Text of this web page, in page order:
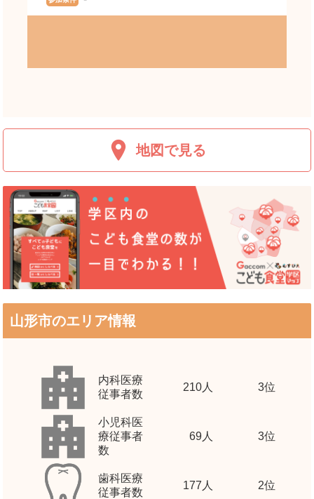
地図で見る
山形市のエリア情報
内科医療
従事者数
210人 3位
小児科医
療従事者
数
69人 3位
歯科医療
従事者数
177 人 2位